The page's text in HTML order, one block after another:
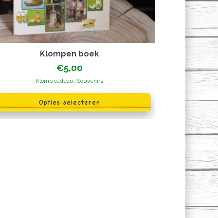
klompen boek
€5,00
Klomp cadeau, Souvenirs
Opties selecteren